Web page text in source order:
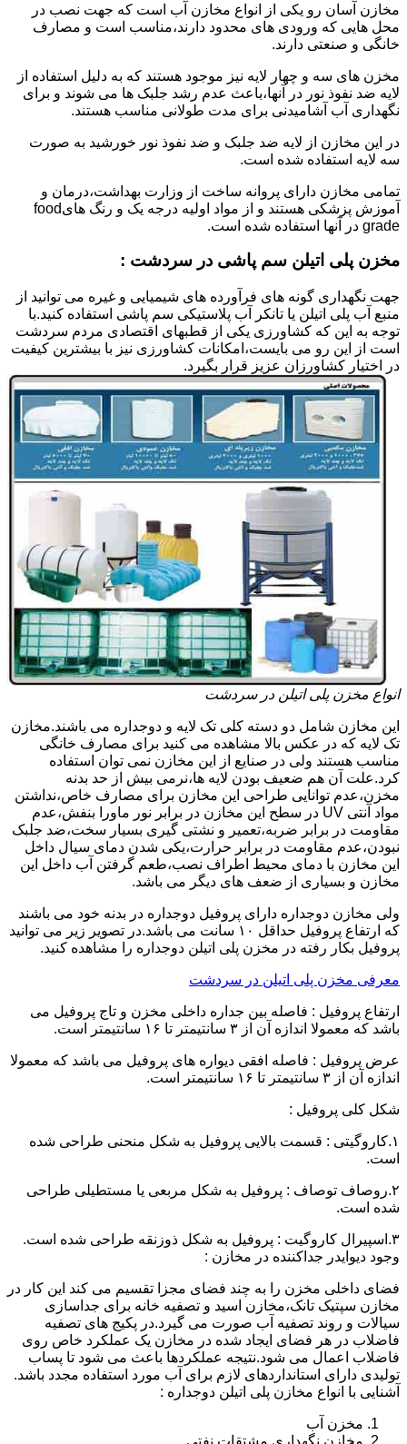
مخازن آسان رو یکی از انواع مخازن آب است که جهت نصب در
محل هایی که ورودی های محدود دارند،مناسب است و مصارف
خانگی و صنعتی دارند.
مخزن های سه و چهار لایه نیز موجود هستند که به دلیل استفاده از
لایه ضد نفوذ نور در آنها،باعث عدم رشد جلبک ها می شوند و برای
نگهداری آب آشامیدنی برای مدت طولانی مناسب هستند.
در این مخازن از لایه ضد جلبک و ضد نفوذ نور خورشید به صورت
سه لایه استفاده شده است.
تمامی مخازن دارای پروانه ساخت از وزارت بهداشت،درمان و
آموزش پزشکی هستند و از مواد اولیه درجه یک و رنگ هایfood
grade در آنها استفاده شده است.
مخزن پلی اتیلن سم پاشی در سردشت :
جهت نگهداری گونه های فرآورده های شیمیایی و غیره می توانید از
منبع آب پلی اتیلن یا تانکر آب پلاستیکی سم پاشی استفاده کنید.با
توجه به این که کشاورزی یکی از قطبهای اقتصادی مردم سردشت
است از این رو می بایست،امکانات کشاورزی نیز با بیشترین کیفیت
در اختیار کشاورزان عزیز قرار بگیرد.
انواع مخزن پلی اتیلن در سردشت
این مخازن شامل دو دسته کلی تک لایه و دوجداره می باشند.مخازن
تک لایه که در عکس بالا مشاهده می کنید برای مصارف خانگی
مناسب هستند ولی در صنایع از این مخازن نمی توان استفاده
کرد.علت آن هم ضعیف بودن لایه ها،نرمی بیش از حد بدنه
مخزن،عدم توانایی طراحی این مخازن برای مصارف خاص،نداشتن
مواد آنتی UV در سطح این مخازن در برابر نور ماورا بنفش،عدم
مقاومت در برابر ضربه،تعمیر و نشتی گیری بسیار سخت،ضد جلبک
نبودن،عدم مقاومت در برابر حرارت،یکی شدن دمای سیال داخل
این مخازن با دمای محیط اطراف نصب،طعم گرفتن آب داخل این
مخازن و بسیاری از ضعف های دیگر می باشد.
ولی مخازن دوجداره دارای پروفیل دوجداره در بدنه خود می باشند
که ارتفاع پروفیل حداقل ۱۰ سانت می باشد.در تصویر زیر می توانید
پروفیل بکار رفته در مخزن پلی اتیلن دوجداره را مشاهده کنید.
معرفی مخزن پلی اتیلن در سردشت
ارتفاع پروفیل : فاصله بین جداره داخلی مخزن و تاج پروفیل می
باشد که معمولا اندازه آن از ۳ سانتیمتر تا ۱۶ سانتیمتر است.
عرض پروفیل : فاصله افقی دیواره های پروفیل می باشد که معمولا
اندازه آن از ۳ سانتیمتر تا ۱۶ سانتیمتر است.
شکل کلی پروفیل :
۱.کاروگیتی : قسمت بالایی پروفیل به شکل منحنی طراحی شده
است.
۲.روصاف توصاف : پروفیل به شکل مربعی یا مستطیلی طراحی
شده است.
۳.اسپیرال کاروگیت : پروفیل به شکل ذوزنقه طراحی شده است.
وجود دیوایدر جداکننده در مخازن :
فضای داخلی مخزن را به چند فضای مجزا تقسیم می کند این کار در
مخازن سپتیک تانک،مخازن اسید و تصفیه خانه برای جداسازی
سیالات و روند تصفیه آب صورت می گیرد.در پکیج های تصفیه
فاضلاب در هر فضای ایجاد شده در مخازن یک عملکرد خاص روی
فاضلاب اعمال می شود.نتیجه عملکردها باعث می شود تا پساب
تولیدی دارای استانداردهای لازم برای آب مورد استفاده مجدد باشد.
آشنایی با انواع مخازن پلی اتیلن دوجداره :
مخزن آب
مخازن نگهداری مشتقات نفتی